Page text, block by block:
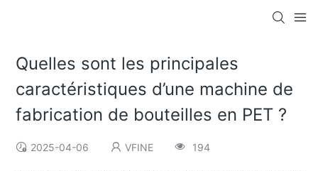
Quelles sont les principales
caractéristiques d’une machine de
fabrication de bouteilles en PET ?
2025-04-06 VFINE 194